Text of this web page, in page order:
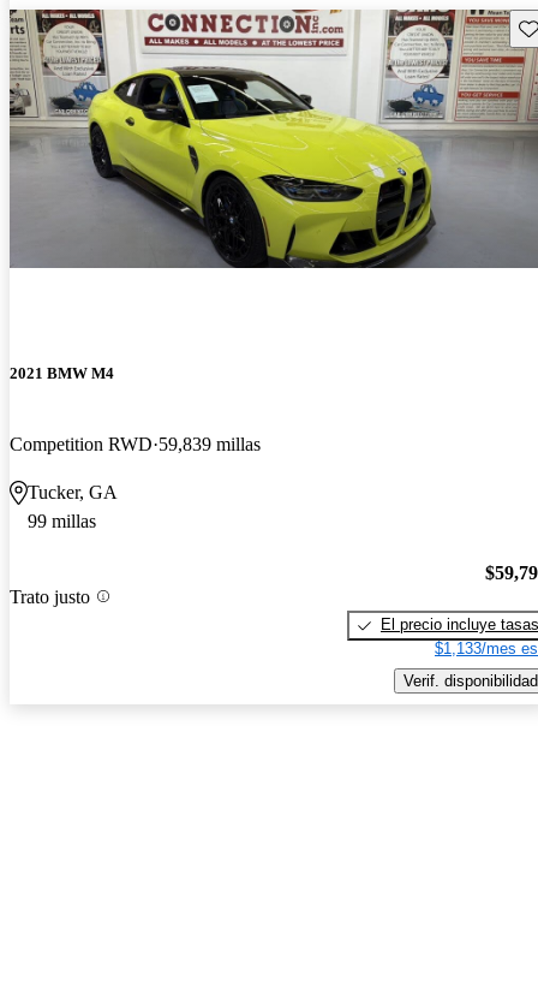
2021 BMW M4
Competition RWD 59,839 millas
Tucker, GA
99 millas
Trato justo
El precio incluye tasas
$1,133/mes
Verif. disponibilidad